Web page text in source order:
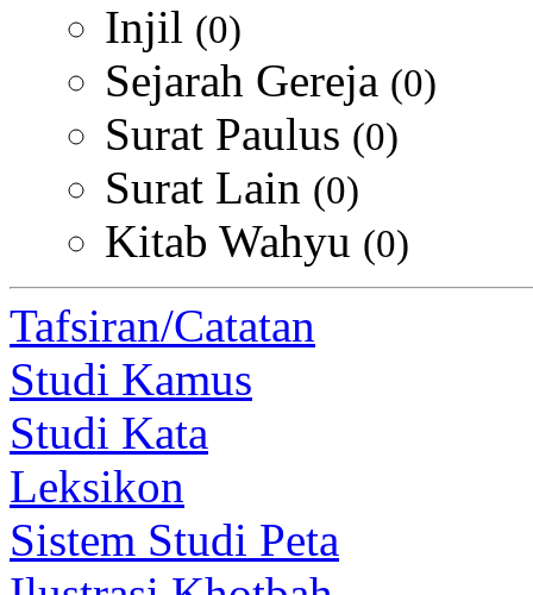
Injil (0)
Sejarah Gereja (0)
Surat Paulus (0)
Surat Lain (0)
Kitab Wahyu (0)
Tafsiran/Catatan
Studi Kamus
Studi Kata
Leksikon
Sistem Studi Peta